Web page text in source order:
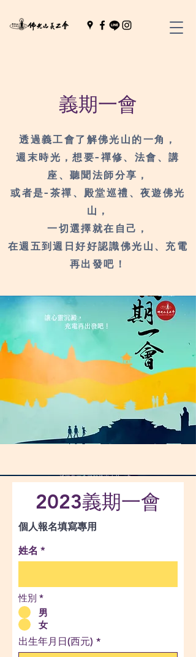
義期一會
透過義工會了解佛光山的一角，
週末時光，想要- 禪修、法會、講
座、聽聞法師分享，
或者是- 茶禪、殿堂巡禮、夜遊佛光
山，
一切選擇就在自己，
在週五到週日好好認識佛光山、充電
再出發吧！
2023義期一會
個人報名填寫專用
姓名
性別 *
男
女
出生年月日(西元) *r
e